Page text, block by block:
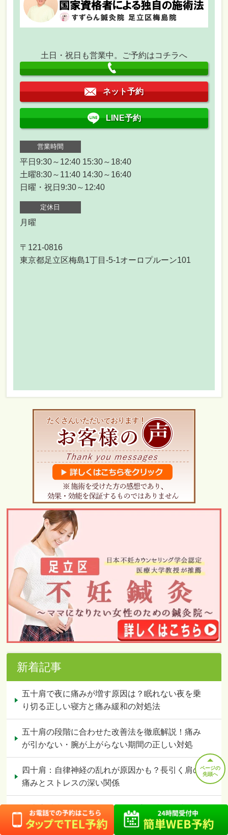
土日・祝日も営業中。ご予約はコチラへ
ネット予約
LINE予約
営業時間
平日9:30～12:40 15:30～18:40
土曜8:30～11:40 14:30～16:40
日曜・祝日9:30～12:40
定休日
月曜
〒121-0816
東京都足立区梅島1丁目-5-1オーロプルーン101
新着記事
五十肩で夜に痛みが増す原因は？眠れない夜を乗
り切る正しい寝方と痛み緩和の対処法
五十肩の段階に合わせた改善法を徹底解説！痛み
が引かない・腕が上がらない期間の正しい対処
四十肩：自律神経の乱れが原因かも？長引く肩の
痛みとストレスの深い関係
四十肩 症状チェック：あなたの肩の痛みは本当に
四十肩？自己診断と注意点
ページの
先頭へ